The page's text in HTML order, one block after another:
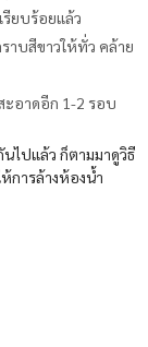
รียบร้อยแล้ว
าบสีขาวให้ทั่ว คล้าย
ะอาดอีก 1-2 รอบ
ไปแล้ว ก็ตามมาดูวิธี
การล้างห้องน้ำ